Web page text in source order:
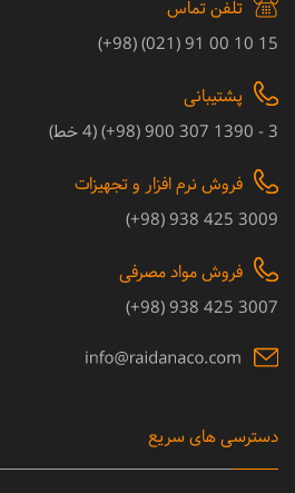
تلفن تماس
15 10 00 91 (021) (98+)
پشتیبانی
3 - 1390 307 900 (98+) (4 خط)
فروش نرم افزار و تجهیزات
3009 425 938 (98+)
فروش مواد مصرفی
3007 425 938 (98+)
دسترسی های سریع